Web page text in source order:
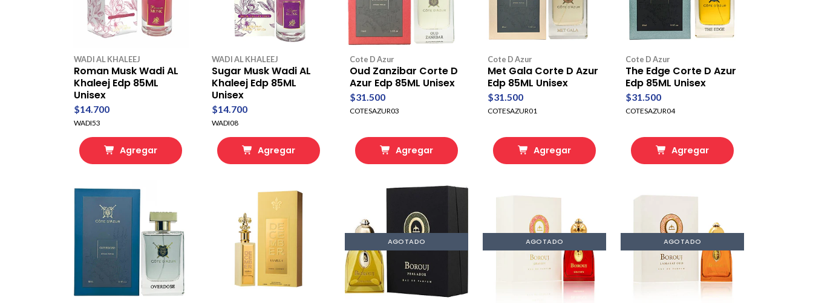
WADI AL KHALEEJ
Roman Musk Wadi AL
Khaleej Edp 85ML
Unisex
$14.700
WADI53
Agregar
WADI AL KHALEEJ
Sugar Musk Wadi AL
Khaleej Edp 85ML
Unisex
$14.700
WADI08
Agregar
Cote D Azur
Oud Zanzibar Corte D
Azur Edp 85ML Unisex
$31.500
COTESAZUR03
Agregar
Cote D Azur
Met Gala Corte D Azur
Edp 85ML Unisex
$31.500
COTESAZUR01
Agregar
Cote D Azur
The Edge Corte D Azur
Edp 85ML Unisex
$31.500
COTESAZUR04
Agregar
AGOTADO AGOTADO AGOTADO